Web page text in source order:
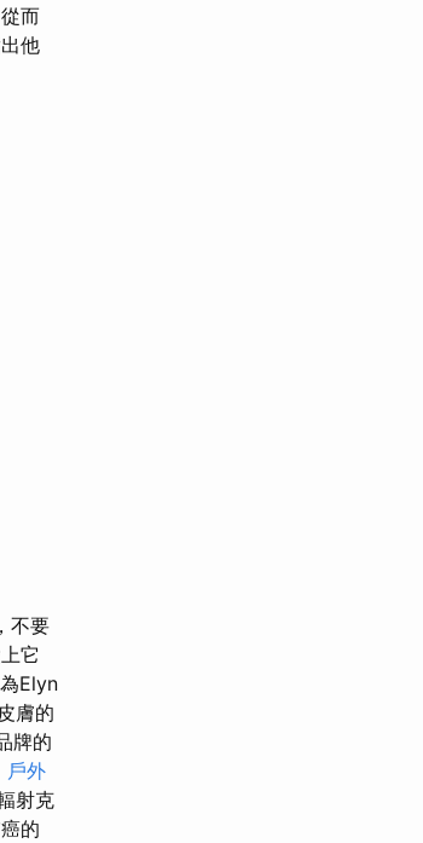
而
他
不要
它
Elyn
膚的
牌的
戶外
射克
的